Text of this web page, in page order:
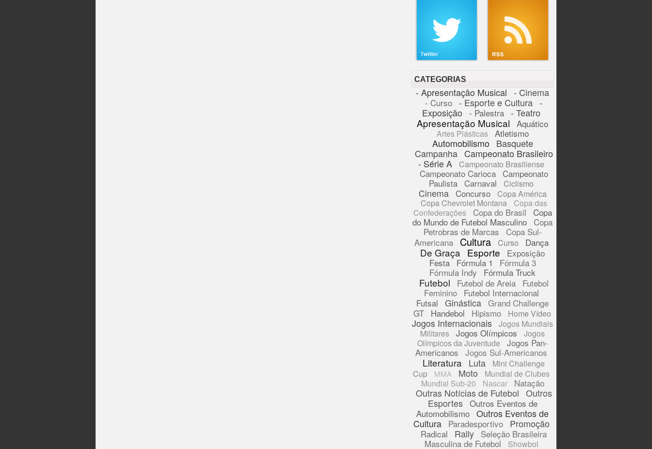
CATEGORIAS
- Apresentação Musical - Cinema
- Curso - Esporte e Cultura -
Exposição - Palestra - Teatro
Apresentação Musical Aquático
Artes Plásticas Atletismo
Automobilismo
Basquete
Campanha Campeonato Brasileiro
- Série A
Campeonato Brasiliense
Campeonato Carioca
Campeonato
Paulista Carnaval Ciclismo
Cinema Concurso
Copa América
Copa Chevrolet Montana
Copa das
Confederações
Copa do Brasil Copa
do Mundo de Futebol Masculino Copa
Petrobras de Marcas
Copa Sul-
Americana
Cultura Curso Dança
De Graça Esporte
Exposição
Festa
Fórmula 1
Fórmula 3
Fórmula Indy
Fórmula Truck
Futebol Futebol de Areia
Futebol
Feminino
Futebol Internacional
Futsal Ginástica Grand Challenge
GT Handebol Hipismo Home Vídeo
Jogos Internacionais
Jogos Mundiais
Militares
Jogos Olímpicos
Jogos
Olímpicos da Juventude
Jogos Pan-
Americanos Jogos Sul-Americanos
Literatura Luta
Mini Challenge
Cup
MMA Moto
Mundial de Clubes
Mundial Sub-20
Nascar Natação
Outras Notícias de Futebol Outros
Esportes Outros Eventos de
Automobilismo Outros Eventos de
Cultura
Paradesportivo Promoção
Radical Rally Seleção Brasileira
Masculina de Futebol
Showbol